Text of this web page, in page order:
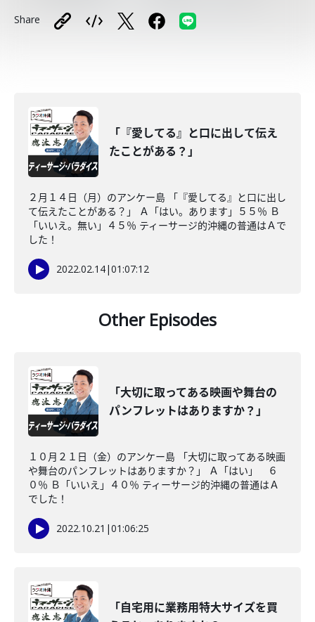
Share
「『愛してる』と口に出して伝え
たことがある？」
２月１４日（月）のアンケー島 「『愛してる』と口に出し
て伝えたことがある？」 Ａ「はい。あります」５５％ Ｂ
「いいえ。無い」４５％ ティーサージ的沖縄の普通はＡで
した！
2022.02.14|01:07:12
Other Episodes
「大切に取ってある映画や舞台の
パンフレットはありますか？」
１０月２１日（金）のアンケー島 「大切に取ってある映画
や舞台のパンフレットはありますか？」 Ａ「はい」 ６
０％ Ｂ「いいえ」４０％ ティーサージ的沖縄の普通はＡ
でした！
2022.10.21 |01:06:25
「自宅用に業務用特大サイズを買